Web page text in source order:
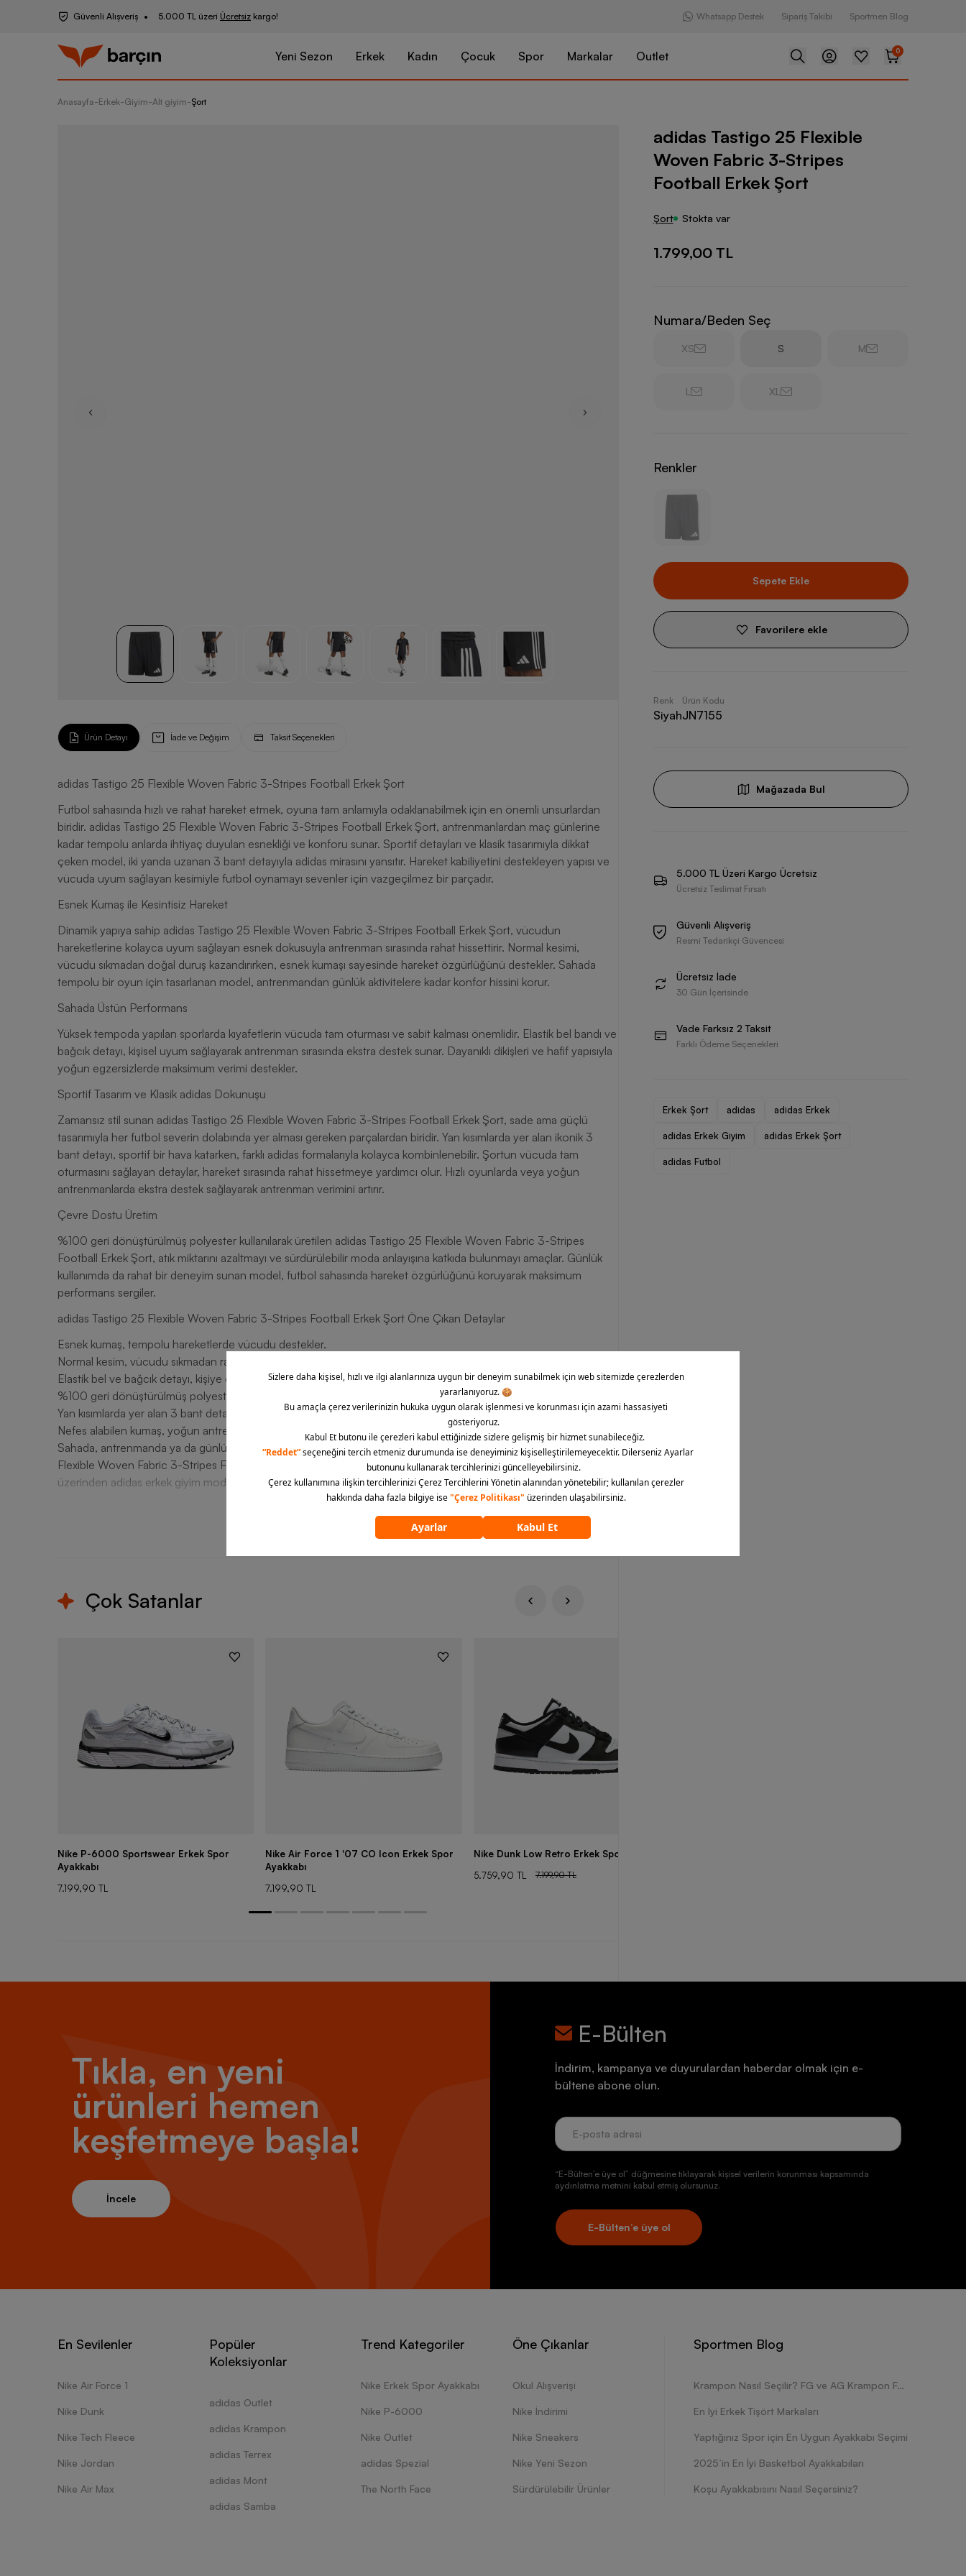
Güvenli Alışveriş 5.000 TL üzeri Ücretsiz kargo! Whatsapp Destek Sipariş Takibi Sportmen Blog
Yeni Sezon Erkek Kadın Çocuk Spor Markalar Outlet 0
Anasayfa-Erkek-Giyim-Alt giyim-Şort
adidas Tastigo 25 Flexible Woven Fabric 3-Stripes Football Erkek Şort
Ürün Detayı İade ve Değişim Taksit Seçenekleri
adidas Tastigo 25 Flexible Woven Fabric 3-Stripes Football Erkek Şort
Futbol sahasında hızlı ve rahat hareket etmek, oyuna tam anlamıyla odaklanabilmek için en önemli unsurlardan
biridir. adidas Tastigo 25 Flexible Woven Fabric 3-Stripes Football Erkek Şort, antrenmanlardan maç günlerine
kadar tempolu anlarda ihtiyaç duyulan esnekliği ve konforu sunar. Sportif detayları ve klasik tasarımıyla dikkat
çeken model, iki yanda uzanan 3 bant detayıyla adidas mirasını yansıtır. Hareket kabiliyetini destekleyen yapısı ve
vücuda uyum sağlayan kesimiyle futbol oynamayı sevenler için vazgeçilmez bir parçadır.
Esnek Kumaş ile Kesintisiz Hareket
Dinamik yapıya sahip adidas Tastigo 25 Flexible Woven Fabric 3-Stripes Football Erkek Şort, vücudun
hareketlerine kolayca uyum sağlayan esnek dokusuyla antrenman sırasında rahat hissettirir. Normal kesimi,
vücudu sıkmadan doğal duruş kazandırırken, esnek kumaşı sayesinde hareket özgürlüğünü destekler. Sahada
tempolu bir oyun için tasarlanan model, antrenmandan günlük aktivitelere kadar konfor hissini korur.
Sahada Üstün Performans
Yüksek tempoda yapılan sporlarda kıyafetlerin vücuda tam oturması ve sabit kalması önemlidir. Elastik bel bandı ve
bağcık detayı, kişisel uyum sağlayarak antrenman sırasında ekstra destek sunar. Dayanıklı dikişleri ve hafif yapısıyla
yoğun egzersizlerde maksimum verimi destekler.
Sportif Tasarım ve Klasik adidas Dokunuşu
Zamansız stil sunan adidas Tastigo 25 Flexible Woven Fabric 3-Stripes Football Erkek Şort, sade ama güçlü
tasarımıyla her futbol severin dolabında yer alması gereken parçalardan biridir. Yan kısımlarda yer alan ikonik 3
bant detayı, sportif bir hava katarken, farklı adidas formalarıyla kolayca kombinlenebilir. Şortun vücuda tam
oturmasını sağlayan detaylar, hareket sırasında rahat hissetmeye yardımcı olur. Hızlı oyunlarda veya yoğun
antrenmanlarda ekstra destek sağlayarak antrenman verimini artırır.
Çevre Dostu Üretim
%100 geri dönüştürülmüş polyester kullanılarak üretilen adidas Tastigo 25 Flexible Woven Fabric 3-Stripes
Football Erkek Şort, atık miktarını azaltmayı ve sürdürülebilir moda anlayışına katkıda bulunmayı amaçlar. Günlük
kullanımda da rahat bir deneyim sunan model, futbol sahasında hareket özgürlüğünü koruyarak maksimum
performans sergiler.
adidas Tastigo 25 Flexible Woven Fabric 3-Stripes Football Erkek Şort Öne Çıkan Detaylar
Esnek kumaş, tempolu hareketlerde vücudu destekler.
Normal kesim, vücudu sıkmadan rahat bir oturuş sunar.
Elastik bel ve bağcık detayı, kişiye özel uyum sağlayarak sabitlik hissi kazandırır.
%100 geri dönüştürülmüş polyester içeriği, hafif ve dayanıklı yapı sunar.
Yan kısımlarda yer alan 3 bant detayı, klasik ve sportif bir görünüm kazandırır.
Nefes alabilen kumaş, yoğun antrenmanlarda kuru ve serin hissetmeye yardımcı olur.
Sahada, antrenmanda ya da günlük hayatta konfor ve hareket özgürlüğünü bir arada sunan adidas Tastigo 25
Flexible Woven Fabric 3-Stripes Football Erkek Şort, futbol tutkunları için ideal bir tercihtir. Siz de Barcin.com
üzerinden adidas erkek giyim modelini hemen keşfedin ve oyununuzu bir üst seviyeye taşımak için sipariş verin!
Çok Satanlar
Nike P-6000 Sportswear Erkek Spor
Ayakkabı
7.199,90 TL
Nike Air Force 1 '07 CO Icon Erkek Spor
Ayakkabı
7.199,90 TL
Nike Dunk Low Retro Erkek Spor Ayakkabı
5.759,90 TL
7.199,90 TL
adidas Tastigo 25 Flexible
Woven Fabric 3-Stripes
Football Erkek Şort
Şort Stokta var
1.799,00 TL
Numara/Beden Seç
XS S M
L XL
Renkler
Sepete Ekle
Favorilere ekle
Renk
Siyah
Ürün Kodu
JN7155
Mağazada Bul
5.000 TL Üzeri Kargo Ücretsiz
Ücretsiz Teslimat Fırsatı
Güvenli Alışveriş
Resmi Tedarikçi Güvencesi
Ücretsiz İade
30 Gün İçerisinde
Vade Farksız 2 Taksit
Farklı Ödeme Seçenekleri
Erkek Şort adidas adidas Erkek
adidas Erkek Giyim adidas Erkek Şort
adidas Futbol
Tıkla, en yeni
ürünleri hemen
keşfetmeye başla!
İncele
E-Bülten
İndirim, kampanya ve duyurulardan haberdar olmak için e-
bültene abone olun.
“E-Bülten’e üye ol” düğmesine tıklayarak kişisel verilerin korunması kapsamında
aydınlatma metnini kabul etmiş olursunuz.
E-Bülten’e üye ol
En Sevilenler
Nike Air Force 1
Nike Dunk
Nike Tech Fleece
Nike Jordan
Nike Air Max
Popüler
Koleksiyonlar
adidas Outlet
adidas Krampon
adidas Terrex
adidas Mont
adidas Samba
Trend Kategoriler
Nike Erkek Spor Ayakkabı
Nike P-6000
Nike Outlet
adidas Spezial
The North Face
Öne Çıkanlar
Okul Alışverişi
Nike İndirimi
Nike Sneakers
Nike Yeni Sezon
Sürdürülebilir Ürünler
Sportmen Blog
Krampon Nasıl Seçilir? FG ve AG Krampon Farkları Nelerdir?
En İyi Erkek Tişört Markaları
Yaptığınız Spor için En Uygun Ayakkabı Seçimi
2025’in En İyi Basketbol Ayakkabıları
Koşu Ayakkabısını Nasıl Seçersiniz?